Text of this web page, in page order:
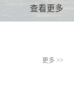
查看更多
更多 >>